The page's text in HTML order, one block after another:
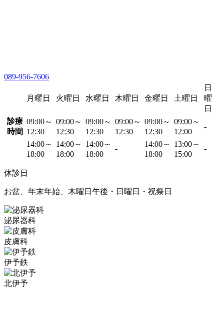
089-956-7606
月曜日 火曜日 水曜日 木曜日 金曜日 土曜日
日
曜
日
診療
時間
09:00～
12:30
09:00～
12:30
09:00～
12:30
09:00～
12:30
09:00～
12:30
09:00～
12:00
-
14:00～
18:00
14:00～
18:00
14:00～
18:00
-
14:00～
18:00
13:00～
15:00
-
休診日
お盆、年末年始、木曜日午後・日曜日・祝祭日
泌尿器科
皮膚科
伊予鉄
北伊予